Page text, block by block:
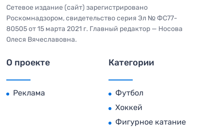
Сетевое издание (сайт) зарегистрировано
Роскомнадзором, свидетельство серия Эл № ФС77-
80505 от 15 марта 2021 г. Главный редактор — Носова
Олеся Вячеславовна.
О проекте
Реклама
Категории
Футбол
Хоккей
Фигурное катание